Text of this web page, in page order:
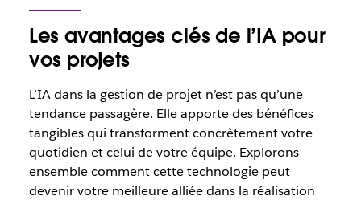
Les avantages clés de l’IA pour
vos projets
L’IA dans la gestion de projet n’est pas qu’une
tendance passagère. Elle apporte des bénéfices
tangibles qui transforment concrètement votre
quotidien et celui de votre équipe. Explorons
ensemble comment cette technologie peut
devenir votre meilleure alliée dans la réalisation